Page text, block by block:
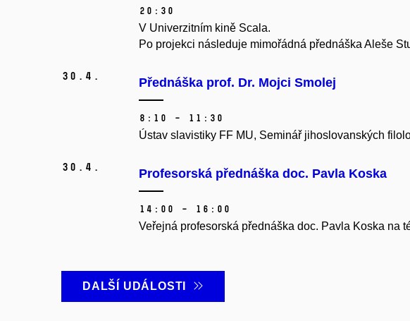
20:30
V Univerzitním kině Scala.
Po projekci následuje mimořádná přednáška Aleše
30. 4. Přednáška prof. Dr. Mojci Smolej
8:10 – 11:30
Ústav slavistiky FF MU, Seminář jihoslovanských
30. 4. Profesorská přednáška doc. Pavla Koska
14:00 – 16:00
Veřejná profesorská přednáška doc. Pavla Koska na
DALŠÍ UDÁLOSTI